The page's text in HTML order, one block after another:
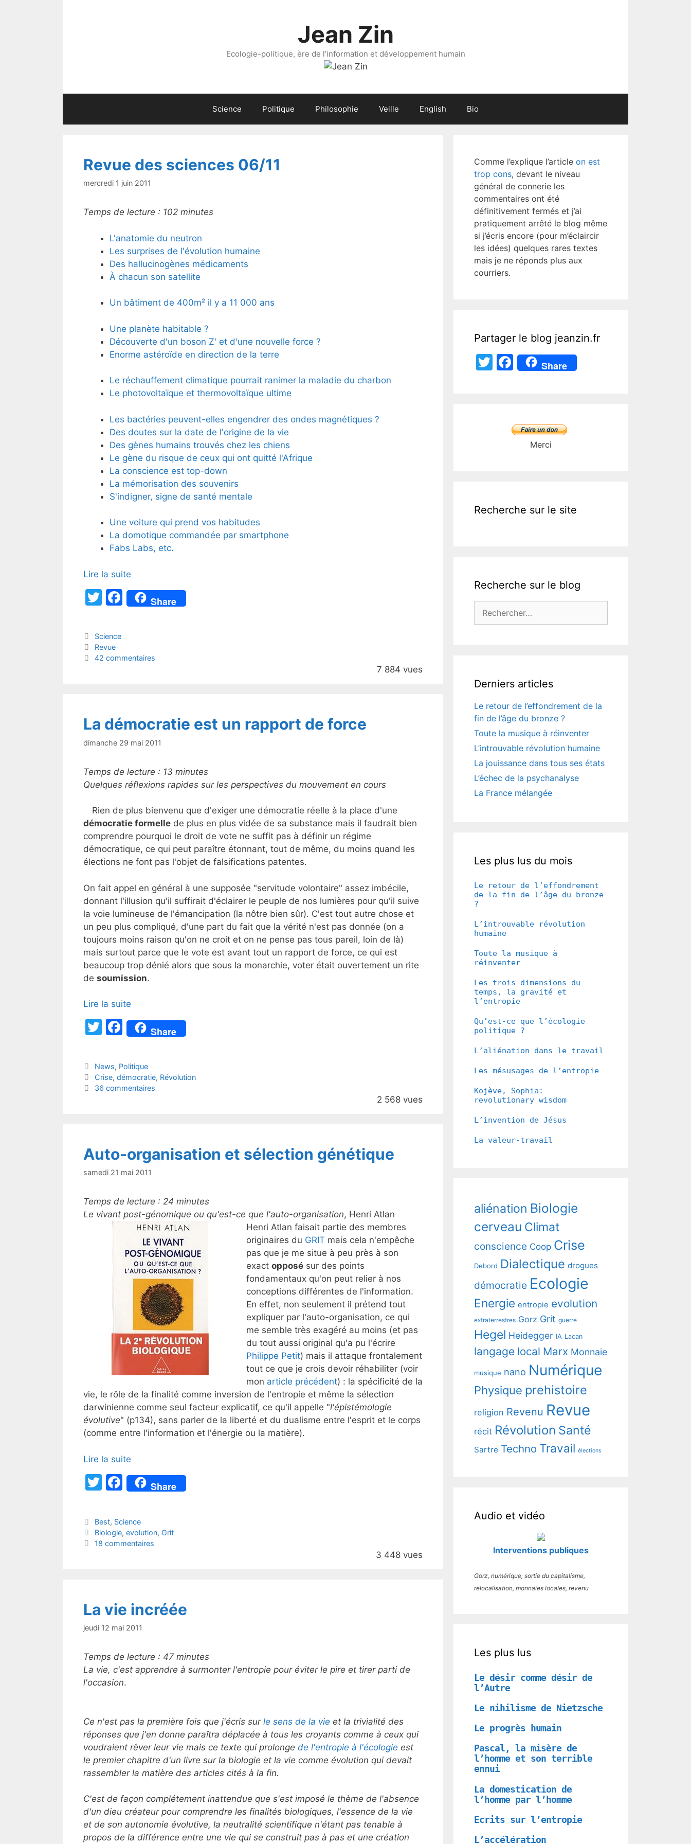
Jean Zin
Ecologie-politique, ère de l'information et développement humain
Science Politique Philosophie Veille English Bio
Revue des sciences 06/11
mercredi 1 juin 2011
Temps de lecture : 102 minutes
L'anatomie du neutron
Les surprises de l'évolution humaine
Des hallucinogènes médicaments
À chacun son satellite
Un bâtiment de 400m² il y a 11 000 ans
Une planète habitable ?
Découverte d'un boson Z' et d'une nouvelle force ?
Enorme astéroïde en direction de la terre
Le réchauffement climatique pourrait ranimer la maladie du charbon
Le photovoltaïque et thermovoltaïque ultime
Les bactéries peuvent-elles engendrer des ondes magnétiques ?
Des doutes sur la date de l'origine de la vie
Des gènes humains trouvés chez les chiens
Le gène du risque de ceux qui ont quitté l'Afrique
La conscience est top-down
La mémorisation des souvenirs
S'indigner, signe de santé mentale
Une voiture qui prend vos habitudes
La domotique commandée par smartphone
Fabs Labs, etc.
Lire la suite
T
itt
er
F
a
b
Share
Catégories
Science
Étiquettes
Revue
42 commentaires
7 884 vues
La démocratie est un rapport de force
dimanche 29 mai 2011
Temps de lecture : 13 minutes
Quelques réflexions rapides sur les perspectives du mouvement en cours
Rien de plus bienvenu que d'exiger une démocratie réelle à la place d'une
démocratie formelle de plus en plus vidée de sa substance mais il faudrait bien
comprendre pourquoi le droit de vote ne suffit pas à définir un régime
démocratique, ce qui peut paraître étonnant, tout de même, du moins quand les
élections ne font pas l'objet de falsifications patentes.
On fait appel en général à une supposée "servitude volontaire" assez imbécile,
donnant l'illusion qu'il suffirait d'éclairer le peuple de nos lumières pour qu'il suive
la voie lumineuse de l'émancipation (la nôtre bien sûr). C'est tout autre chose et
un peu plus compliqué, d'une part du fait que la vérité n'est pas donnée (on a
toujours moins raison qu'on ne croit et on ne pense pas tous pareil, loin de là)
mais surtout parce que le vote est avant tout un rapport de force, ce qui est
beaucoup trop dénié alors que sous la monarchie, voter était ouvertement un rite
de soumission.
Lire la suite
T
itt
er
F
a
c
e
b
Share
Catégories
News, Politique
Étiquettes
Crise, démocratie, Révolution
36 commentaires
2 568 vues
Auto-organisation et sélection génétique
samedi 21 mai 2011
Temps de lecture : 24 minutes
Le vivant post-génomique ou qu'est-ce que l'auto-organisation, Henri Atlan
Henri Atlan faisait partie des membres
originaires du GRIT mais cela n'empêche
pas que je me situe à peu près à son
exact opposé sur des points
fondamentaux qu'on peut relier à nos
conceptions différentes de l'information.
En effet, non seulement il prétend tout
expliquer par l'auto-organisation, ce qui
me semble très exagéré au moins (et pas
du tout aussi original qu'a pu l'écrire
Philippe Petit) mais il attaque frontalement
tout ce que je crois devoir réhabiliter (voir
mon article précédent) : la spécificité de la
vie, le rôle de la finalité comme inversion de l'entropie et même la sélection
darwinienne comme seul facteur explicatif, ce qu'il appelle "l'épistémologie
évolutive" (p134), sans parler de la liberté et du dualisme entre l'esprit et le corps
(comme entre l'information et l'énergie ou la matière).
Lire la suite
T
itt
er
F
a
c
e
b
Share
Catégories
Best, Science
Étiquettes
Biologie, evolution, Grit
18 commentaires
3 448 vues
La vie incréée
jeudi 12 mai 2011
Temps de lecture : 47 minutes
La vie, c'est apprendre à surmonter l'entropie pour éviter le pire et tirer parti de
l'occasion.
Ce n'est pas la première fois que j'écris sur le sens de la vie et la trivialité des
réponses que j'en donne paraîtra déplacée à tous les croyants comme à ceux qui
voudraient rêver leur vie mais ce texte qui prolonge de l'entropie à l'écologie est
le premier chapitre d'un livre sur la biologie et la vie comme évolution qui devait
rassembler la matière des articles cités à la fin.
C'est de façon complétement inattendue que s'est imposé le thème de l'absence
d'un dieu créateur pour comprendre les finalités biologiques, l'essence de la vie
et de son autonomie évolutive, la neutralité scientifique n'étant pas tenable à
propos de la différence entre une vie qui se construit pas à pas et une création
Comme l’explique l’article on est
trop cons, devant le niveau
général de connerie les
commentaires ont été
définitivement fermés et j’ai
pratiquement arrêté le blog même
si j’écris encore (pour m’éclaircir
les idées) quelques rares textes
mais je ne réponds plus aux
courriers.
Partager le blog jeanzin.fr
T
F
b
Share
Merci
Recherche sur le site
Recherche sur le blog
Derniers articles
Le retour de l’effondrement de la
fin de l’âge du bronze ?
Toute la musique à réinventer
L’introuvable révolution humaine
La jouissance dans tous ses états
L’échec de la psychanalyse
La France mélangée
Les plus lus du mois
Le retour de l’effondrement
de la fin de l’âge du bronze
?
L’introuvable révolution
humaine
Toute la musique à
réinventer
Les trois dimensions du
temps, la gravité et
l’entropie
Qu’est-ce que l’écologie
politique ?
L’aliénation dans le travail
Les mésusages de l’entropie
Kojève, Sophia:
revolutionary wisdom
L’invention de Jésus
La valeur-travail
aliénation Biologie
cerveau Climat
conscience Coop Crise
Debord Dialectique drogues
démocratie Ecologie
Energie entropie evolution
extraterrestres Gorz Grit guerre
Hegel Heidegger IA Lacan
langage local Marx Monnaie
musique nano Numérique
Physique prehistoire
religion Revenu Revue
récit Révolution Santé
Sartre Techno Travail élections
Audio et vidéo
Interventions publiques
Gorz, numérique, sortie du capitalisme,
relocalisation, monnaies locales, revenu
Les plus lus
Le désir comme désir de
l’Autre
Le nihilisme de Nietzsche
Le progrès humain
Pascal, la misère de
l’homme et son terrible
ennui
La domestication de
l’homme par l’homme
Ecrits sur l’entropie
L’accélération